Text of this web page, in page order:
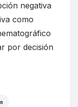
negativa
como
por decisión